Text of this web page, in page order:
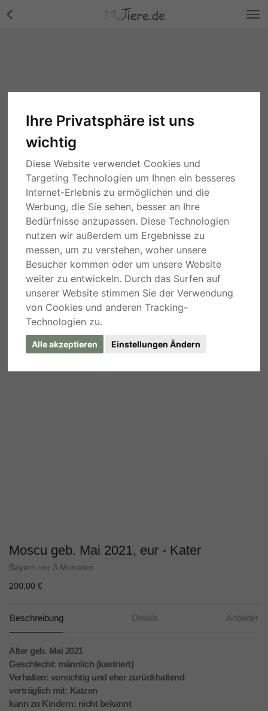
Ihre Privatsphäre ist uns
wichtig
Diese Website verwendet Cookies und
Targeting Technologien um Ihnen ein besseres
Internet-Erlebnis zu ermöglichen und die
Werbung, die Sie sehen, besser an Ihre
Bedürfnisse anzupassen. Diese Technologien
nutzen wir außerdem um Ergebnisse zu
messen, um zu verstehen, woher unsere
Besucher kommen oder um unsere Website
weiter zu entwickeln. Durch das Surfen auf
unserer Website stimmen Sie der Verwendung
von Cookies und anderen Tracking-
Technologien zu.
Alle akzeptieren Einstellungen Ändern
Moscu geb. Mai 2021, eur - Kater
Bayern vor 3 Monaten
200,00 €
Beschreibung Details Anbieter
Alter geb. Mai 2021
Geschlecht: männlich (kastriert)
Verhalten: vorsichtig und eher zurückhaltend
verträglich mit: Katzen
kann zu Kindern: nicht bekannt